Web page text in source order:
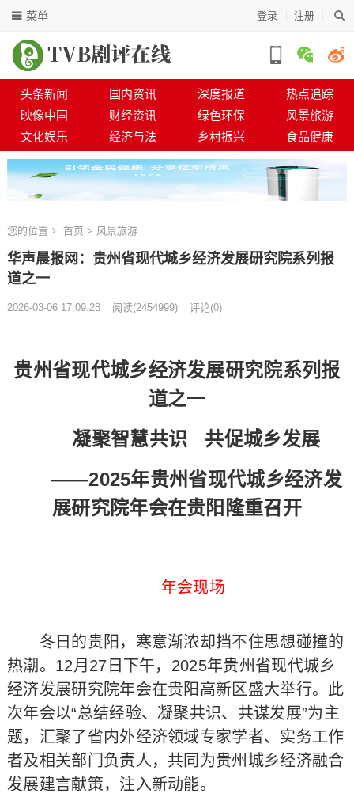
登录 注册
菜单
头条新闻 国内资讯 深度报道
热点追踪
映像中国
财经资讯 绿色环保
风景旅游
文化娱乐
经济与法 乡村振兴 食品健康
您的位置 首页 > 风景旅游
华声晨报网：贵州省现代城乡经济发展研究院系列报
道之一
2026-03-06 17:09:28 阅读(2454999) 评论(0)
贵州省现代城乡经济发展研究院系列报
道之一
凝聚智慧共识 共促城乡发展
——2025年贵州省现代城乡经济发
展研究院年会在贵阳隆重召开
年会现场
冬日的贵阳，寒意渐浓却挡不住思想碰撞的
热潮。12月27日下午，2025年贵州省现代城乡
经济发展研究院年会在贵阳高新区盛大举行。此
次年会以“总结经验、凝聚共识、共谋发展”为主
题，汇聚了省内外经济领域专家学者、实务工作
者及相关部门负责人，共同为贵州城乡经济融合
发展建言献策，注入新动能。